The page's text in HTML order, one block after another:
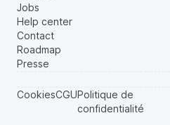
Jobs
Help center
Contact
Roadmap
Presse
CookiesCGUPolitique de
confidentialité